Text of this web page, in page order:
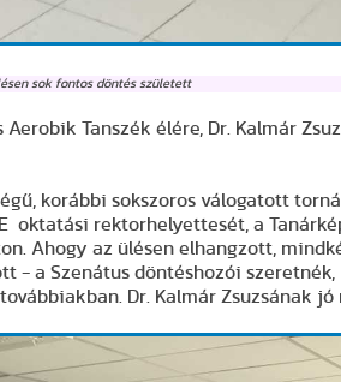
sok fontos döntés született
Tanszék élére, Dr. Kalmár
korábbi sokszoros válogatott
oktatási rektorhelyettesét, a
Ahogy az ülésen elhangzott,
- a Szenátus döntéshozói szeretnék,
Dr. Kalmár Zsuzsának